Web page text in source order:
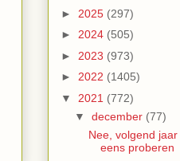
► 2025 (297)
► 2024 (505)
► 2023 (973)
► 2022 (1405)
▼ 2021 (772)
▼ december (77)
Nee, volgend
eens proberen